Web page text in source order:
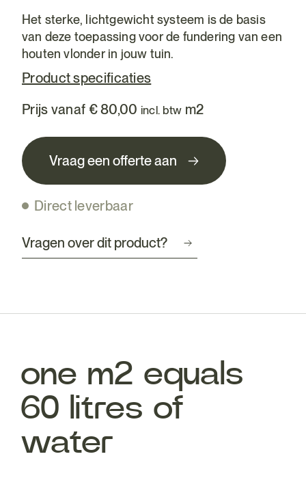
Prijs vanaf €80,00 incl. btw m2
Het sterke, lichtgewicht systeem is de basis
van deze toepassing voor de fundering van een
houten vlonder in jouw tuin.
Product specificaties
Direct leverbaar
Vraag een offerte aan
Vragen over dit product?
one m2 equals
60 litres of
water